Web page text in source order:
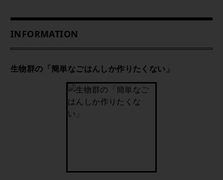
INFORMATION
生物群の「簡単なごはんしか作りたくない」